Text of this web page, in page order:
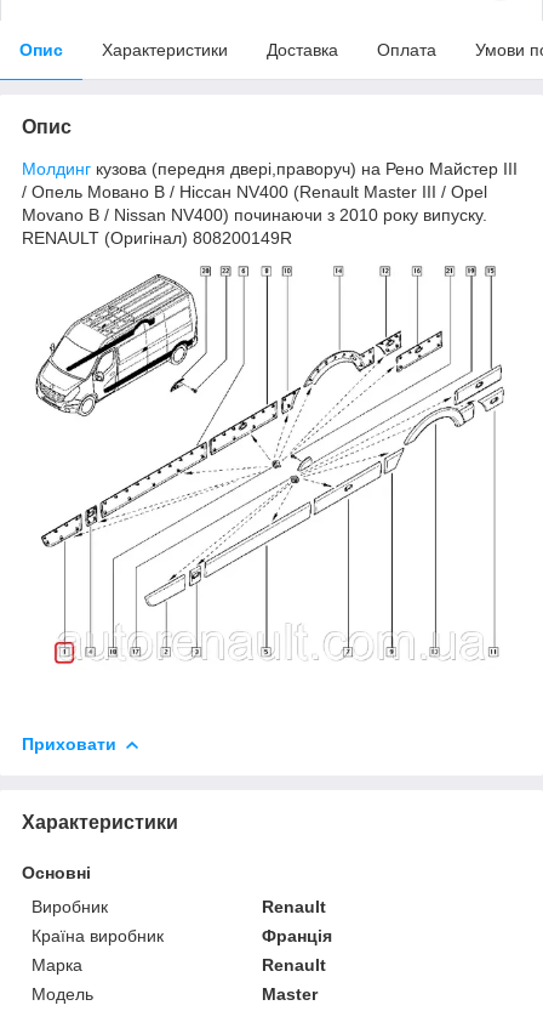
Опис Характеристики Доставка Оплата Умови
Опис
Молдинг кузова (передня двері,праворуч) на Рено Майстер III
/ Опель Мовано B / Ніссан NV400 (Renault Master III / Opel
Movano B / Nissan NV400) починаючи з 2010 року випуску.
RENAULT (Оригінал) 808200149R
Приховати
Характеристики
Основні
Виробник
Renault
Країна виробник
Франція
Марка
Renault
Модель
Master